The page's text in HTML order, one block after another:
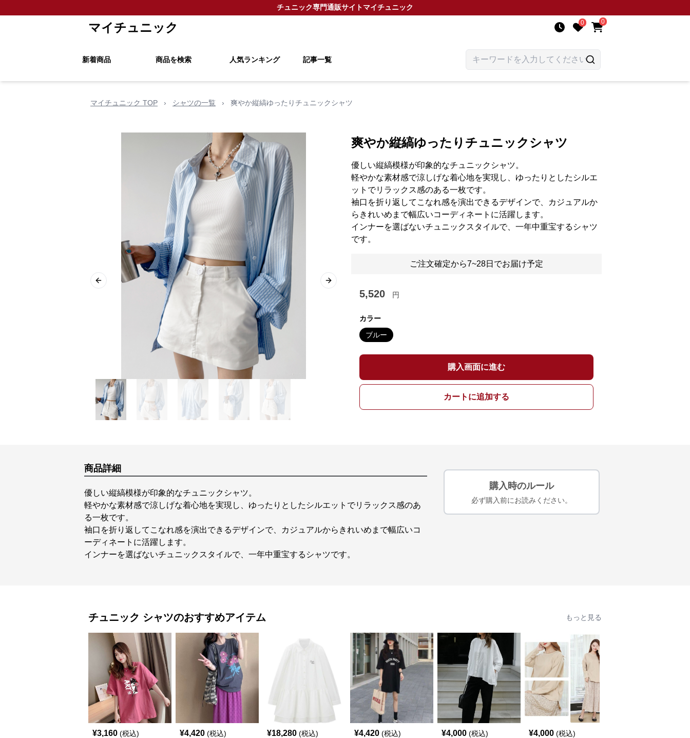
チュニック専門通販サイトマイチュニック
マイチュニック 0 0
新着商品 商品を検索 人気ランキング 記事一覧
マイチュニック TOP › シャツの一覧 › 爽やか縦縞ゆったりチュニックシャツ
Previous slide Next slide
爽やか縦縞ゆったりチュニックシャツ
優しい縦縞模様が印象的なチュニックシャツ。
軽やかな素材感で涼しげな着心地を実現し、ゆったりとしたシルエ
ットでリラックス感のある一枚です。
袖口を折り返してこなれ感を演出できるデザインで、カジュアルか
らきれいめまで幅広いコーディネートに活躍します。
インナーを選ばないチュニックスタイルで、一年中重宝するシャツ
です。
ご注文確定から7~28日でお届け予定
5,520 円
カラー
ブルー
購入画面に進む
カートに追加する
商品詳細
優しい縦縞模様が印象的なチュニックシャツ。
軽やかな素材感で涼しげな着心地を実現し、ゆったりとしたシルエットでリラックス感のあ
る一枚です。
袖口を折り返してこなれ感を演出できるデザインで、カジュアルからきれいめまで幅広いコ
ーディネートに活躍します。
インナーを選ばないチュニックスタイルで、一年中重宝するシャツです。
購入時のルール
必ず購入前にお読みください。
チュニック シャツのおすすめアイテム もっと見る
¥3,160 (税込) ¥4,420 (税込) ¥18,280 (税込) ¥4,420 (税込) ¥4,000 (税込) ¥4,000 (税込)